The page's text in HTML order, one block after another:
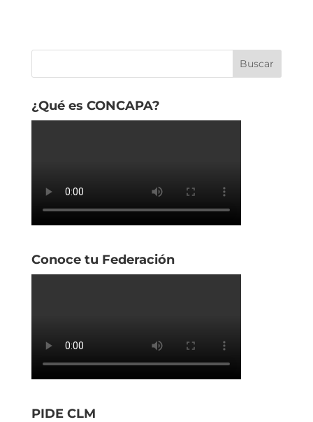
¿Qué es CONCAPA?
Conoce tu Federación
PIDE CLM